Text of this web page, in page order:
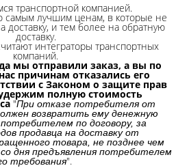
транспортной компанией.
самым лучшим ценам, в которые не
доставку, и тем более на обратную
доставку.
интеграторы транспортных
компаний.
мы отправили заказ, а вы по
причинам отказались его
с Законом о защите прав
полную стоимость
"При отказе потребителя от
возвратить ему денежную
по договору, за
продавца на доставку от
товара, не позднее чем
дня предъявления потребителем
требования".